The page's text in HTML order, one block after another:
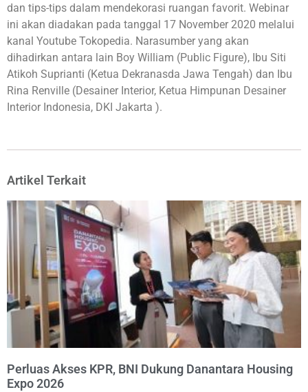
dan tips-tips dalam mendekorasi ruangan favorit. Webinar
ini akan diadakan pada tanggal 17 November 2020 melalui
kanal Youtube Tokopedia. Narasumber yang akan
dihadirkan antara lain Boy William (Public Figure), Ibu Siti
Atikoh Suprianti (Ketua Dekranasda Jawa Tengah) dan Ibu
Rina Renville (Desainer Interior, Ketua Himpunan Desainer
Interior Indonesia, DKI Jakarta ).
Artikel Terkait
Perluas Akses KPR, BNI Dukung Danantara Housing
Expo 2026